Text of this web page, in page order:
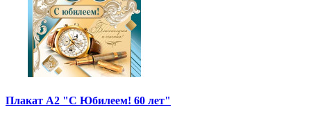
Плакат А2 "С Юбилеем! 60 лет"